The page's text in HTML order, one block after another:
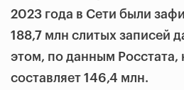
2023 года в Сети были
188,7 млн слитых записей
этом, по данным Росстата,
составляет 146,4 млн.